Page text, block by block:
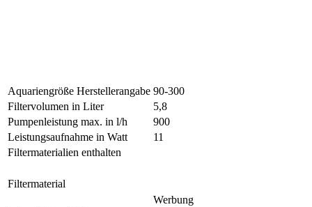
Aquariengröße Herstellerangabe 90-300
Filtervolumen in Liter
5,8
Pumpenleistung max. in l/h
900
Leistungsaufnahme in Watt
11
Filtermaterialien enthalten
Filtermaterial
Werbung